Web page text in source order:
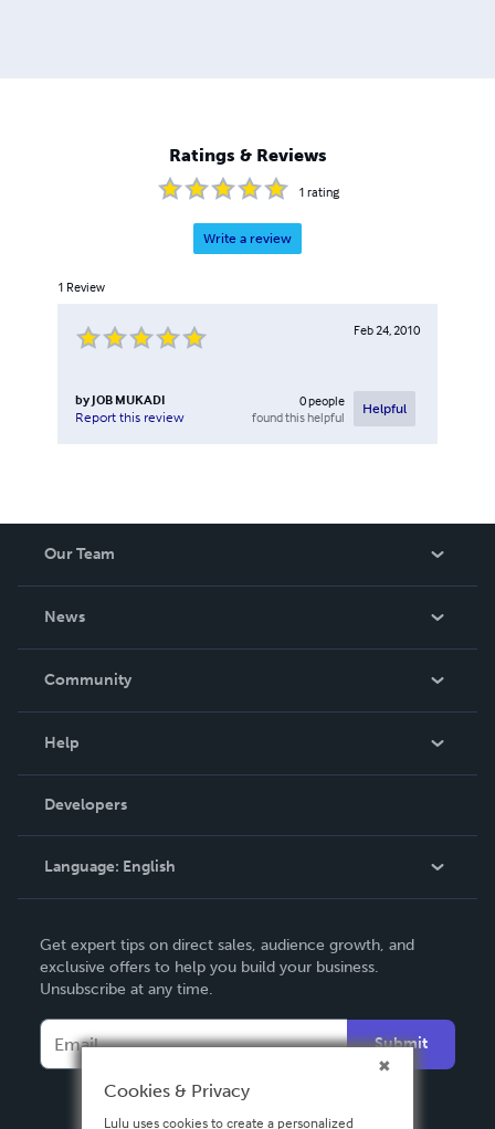
Ratings & Reviews
1 rating
Write a review
1 Review
Feb 24, 2010
by JOB MUKADI
Report this review
0people
found this helpful
Helpful
Our Team
News
In The News
Community
Podcast
Help
Order Lookup
Knowledge Base
Contact Support
Developers
Language: English
Deutsch
Français
Español
Get expert tips on direct sales, audience growth, and
exclusive offers to help you build your business.
Unsubscribe at any time.
Submit
Cookies & Privacy
Lulu uses cookies to create a personalized